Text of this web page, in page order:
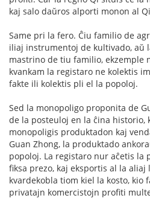
kaj salo daŭros alporti monon al
Same pri la fero. Ĉiu familio de
iliaj instrumentoj de kultivado, aŭ
mastrino de tiu familio, ekzemple
kvankam la registaro ne kolektis
fakte ili kolektis pli el la popoloj.
Sed la monopoligo proponita de
de la posteuloj en la ĉina historio,
monopoligis produktadon kaj
Guan Zhong, la produktado
popoloj. La registaro nur aĉetis la
fiksa prezo, kaj eksportis al la
kvardekobla tiom kiel la kosto, kio
privatajn komercistojn profiti